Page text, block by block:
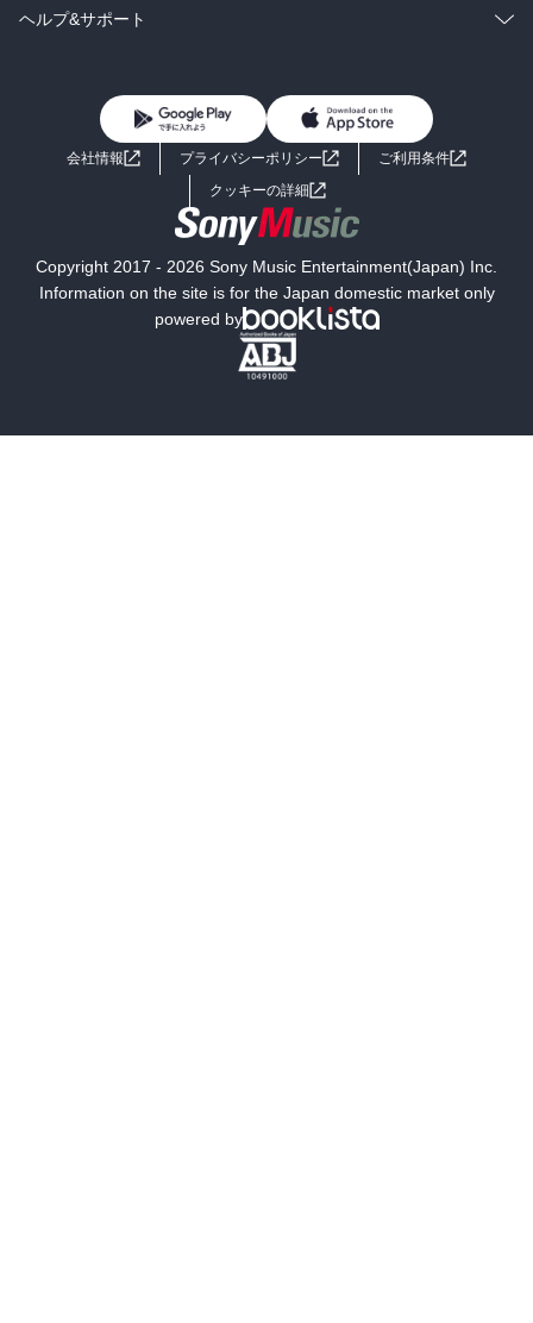
BL・TL
雑誌・グラビア
ラノベ
コミック
ライトノベル 男子向けラノベ
小説
海外小説
ミステリー SF
文学
ヘルプ&サポート
よくあるご質問 お問い合わせ
会社情報 プライバシーポリシー
ご利用条件
クッキーの詳細
Copyright 2017 - 2026 Sony Music Entertainment(Japan) Inc.
Information on the site is for the Japan domestic market only
powered by